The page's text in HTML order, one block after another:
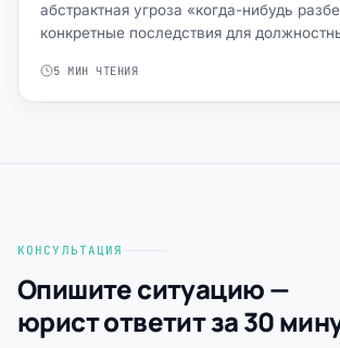
абстрактная угроза «когда-нибудь
конкретные последствия для
5 МИН ЧТЕНИЯ
КОНСУЛЬТАЦИЯ
Опишите ситуацию —
юрист ответит за 30